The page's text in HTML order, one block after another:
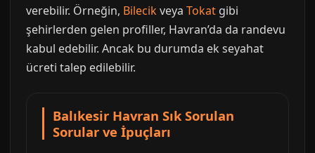
verebilir. Örneğin, Bilecikveya Tokat gibi
şehirlerden gelen profiller, Havran’da da randevu
kabul edebilir. Ancak bu durumda ek seyahat
ücreti talep edilebilir.
Balıkesir Havran Sık Sorulan
Sorular ve İpuçları